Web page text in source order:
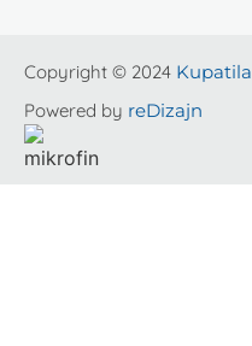
Copyright © 2024 Kupatila
Powered by reDizajn